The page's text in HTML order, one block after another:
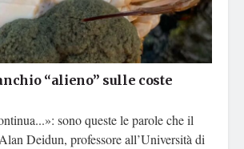
“alieno” sulle coste
sono queste le parole che il
Deidun, professore all’Università di